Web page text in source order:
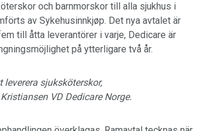
och barnmorskor till alla sjukhus i
av Sykehusinnkjøp. Det nya avtalet är
till åtta leverantörer i varje, Dedicare är
på ytterligare två år.
sjuksköterskor,
VD Dedicare Norge.